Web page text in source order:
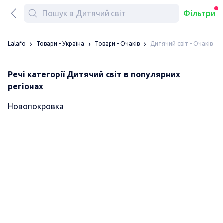
Фільтри
Lalafo Товари - Україна Товари - Очаків Дитячий світ - Очаків
Речі категорії Дитячий світ в популярних
регіонах
Новопокровка